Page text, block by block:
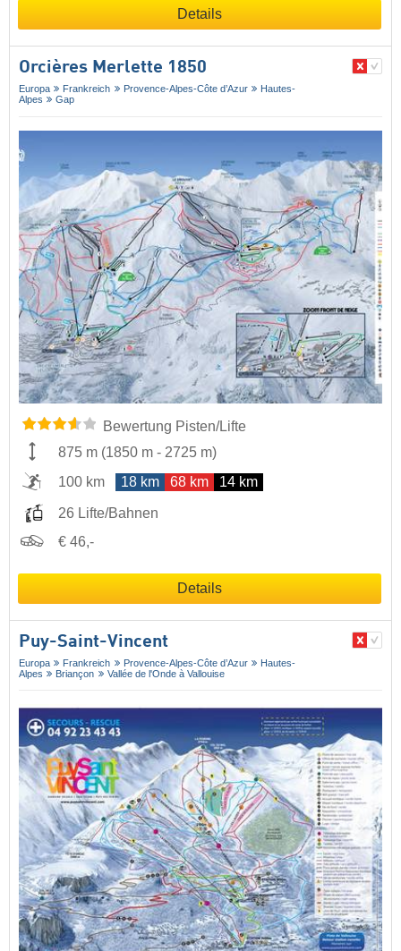
Details
Orcières Merlette 1850
Europa Frankreich Provence-Alpes-Côte d’Azur
Hautes-
Alpes
Gap
Bewertung Pisten/Lifte
875 m (1850 m - 2725 m)
100 km
18 km 68 km 14 km
26 Lifte/Bahnen
€ 46,-
Details
Puy-Saint-Vincent
Europa Frankreich Provence-Alpes-Côte d’Azur
Hautes-
Alpes
Briançon Vallée de l'Onde à Vallouise